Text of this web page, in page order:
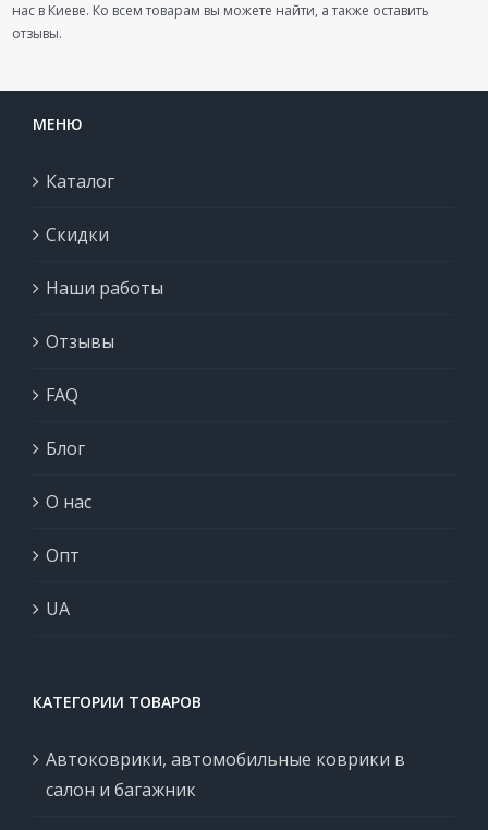
нас в Киеве. Ко всем товарам вы можете найти, а также оставить
отзывы.
МЕНЮ
Каталог
Скидки
Наши работы
Отзывы
FAQ
Блог
О нас
Опт
UA
КАТЕГОРИИ ТОВАРОВ
Автоковрики, автомобильные коврики в
салон и багажник